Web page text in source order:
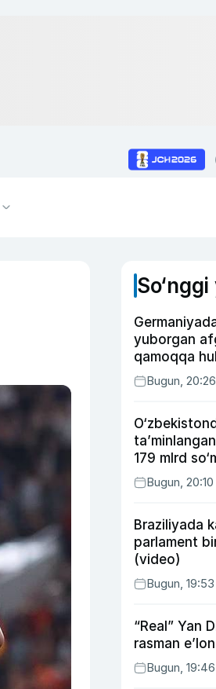
yuborgan
qamoqqa
Bugun, 20:26
179 mlrd
ijtimoiy
Bugun, 20:10
Braziliyada
parlament
(video)
Bugun, 19:53
“Real” Yan
rasman
Bugun, 19:46